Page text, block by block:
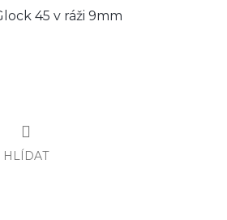
45 v ráži 9mm
HLÍDAT